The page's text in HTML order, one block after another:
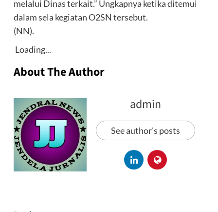
melalui Dinas terkait.” Ungkapnya ketika ditemui
dalam sela kegiatan O2SN tersebut.
(NN).
Loading...
About The Author
admin
See author's posts